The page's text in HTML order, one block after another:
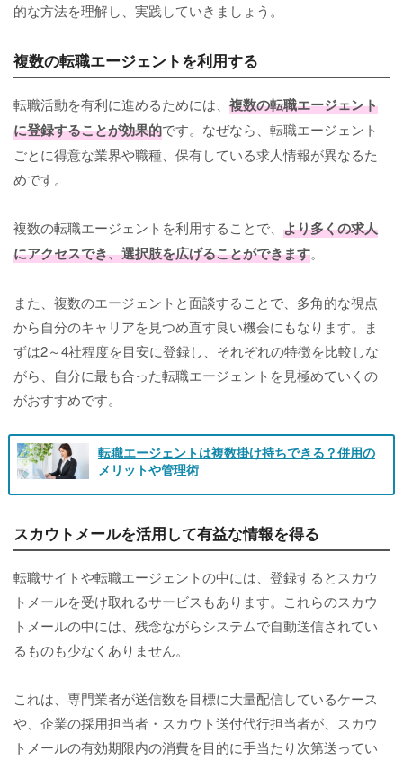
的な方法を理解し、実践していきましょう。
複数の転職エージェントを利用する
転職活動を有利に進めるためには、 複数の転職エージェント
に登録することが効果的です。なぜなら、転職エージェント
ごとに得意な業界や職種、保有している求人情報が異なるた
めです。
複数の転職エージェントを利用することで、 より多くの求人
にアクセスでき、選択肢を広げることができます。
また、複数のエージェントと面談することで、多角的な視点
から自分のキャリアを見つめ直す良い機会にもなります。ま
ずは2～4社程度を目安に登録し、それぞれの特徴を比較しな
がら、自分に最も合った転職エージェントを見極めていくの
がおすすめです。
転職エージェントは複数掛け持ちできる？併用の
メリットや管理術
スカウトメールを活用して有益な情報を得る
転職サイトや転職エージェントの中には、登録するとスカウ
トメールを受け取れるサービスもあります。これらのスカウ
トメールの中には、残念ながらシステムで自動送信されてい
るものも少なくありません。
これは、専門業者が送信数を目標に大量配信しているケース
や、企業の採用担当者・スカウト送付代行担当者が、スカウ
トメールの有効期限内の消費を目的に手当たり次第送ってい